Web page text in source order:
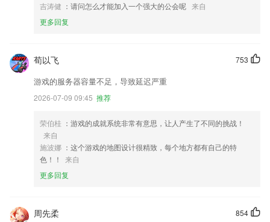
吉涛健 ：请问怎么才能加入一个强大的公会呢 来自
更多回复
753
荀以飞
游戏的服务器容量不足，导致延迟严重
2026-07-09 09:45 推荐
荣伯桂 ：游戏的成就系统非常有意思，让人产生了不同的挑战！
来自
施波娜 ：这个游戏的地图设计很精致，每个地方都有自己的特
色！！
来自
更多回复
854
周先柔